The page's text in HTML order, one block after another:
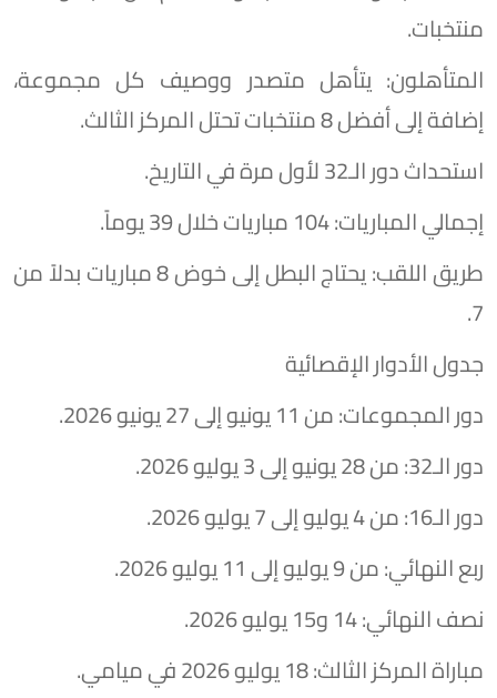
منتخبات.
المتأهلون: يتأهل متصدر ووصيف كل مجموعة،
إضافة إلى أفضل 8 منتخبات تحتل المركز الثالث.
استحداث دور الـ32 لأول مرة في التاريخ.
إجمالي المباريات: 104 مباريات خلال 39 يوماً.
طريق اللقب: يحتاج البطل إلى خوض 8 مباريات بدلاً من
7.
جدول الأدوار الإقصائية
دور المجموعات: من 11 يونيو إلى 27 يونيو 2026.
دور الـ32: من 28 يونيو إلى 3 يوليو 2026.
دور الـ16: من 4 يوليو إلى 7 يوليو 2026.
ربع النهائي: من 9 يوليو إلى 11 يوليو 2026.
نصف النهائي: 14 و15 يوليو 2026.
مباراة المركز الثالث: 18 يوليو 2026 في ميامي.